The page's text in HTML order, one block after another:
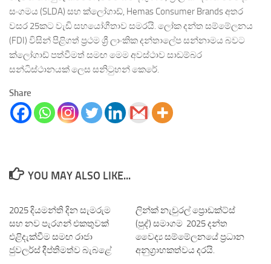
සංගමය (SLDA) සහ ක්ලෝගාඩ්, Hemas Consumer Brands අතර
වසර 25කට වැඩි සහයෝගීතාව සමර‍යි. ලෝක දන්ත සම්මේලනය
(FDI) විසින් පිළිගත් ප්‍රථම ශ්‍රී ලාංකික දන්තාලේප සන්නාමය බවට
ක්ලෝගාඩ් පත්වීමත් සමඟ මෙම අවස්ථාව සාඩම්බර
සන්ධිස්ථානයක් ලෙස සනිටුහන් කෙරේ.
Share
YOU MAY ALSO LIKE...
2025 දියමන්ති දින සැමරුම
සහ නව පැරගන් එකතුවක්
එළිදැක්වීම සමඟ රාජා
ජුවලර්ස් දීප්තිමත්ව බැබළේ
ලින්ක් නැචුරල් ප්‍රොඩක්ට්ස්
(පුද්) සමාගම 2025 දන්ත
වෛද්‍ය සම්මේලනයේ ප්‍රධාන
අනුග්‍රාහකත්වය දරයි.